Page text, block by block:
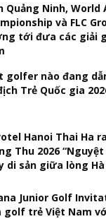
Quảng Ninh,
và FLC
tới đưa các giải
golfer nào đang
Trẻ Quốc gia
Hanoi Thai Ha
Thu 2026 “Nguyệt
di sản giữa lòng
Junior Golf
golf trẻ Việt Nam